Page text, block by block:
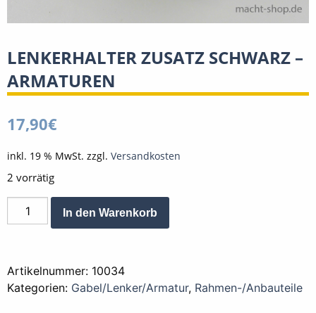
LENKERHALTER ZUSATZ SCHWARZ –
ARMATUREN
17,90€
inkl. 19 % MwSt. zzgl. Versandkosten
2 vorrätig
Lenkerhalter
Zusatz
Armaturen
Menge
In den Warenkorb
Artikelnummer: 10034
Kategorien: Gabel/Lenker/Armatur, Rahmen-/Anbauteile